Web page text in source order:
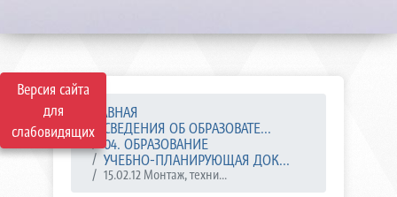
Версия сайта
для
слабовидящих
ГЛАВНАЯ
СВЕДЕНИЯ ОБ ОБРАЗОВАТЕ...
04. ОБРАЗОВАНИЕ
УЧЕБНО-ПЛАНИРУЮЩАЯ ДОК...
15.02.12 Монтаж, техни...